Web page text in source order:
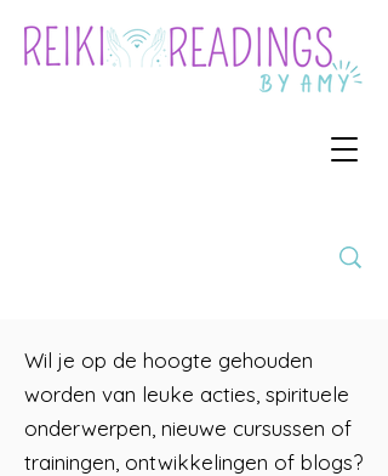
Wil je op de hoogte gehouden
worden van leuke acties, spirituele
onderwerpen, nieuwe cursussen of
trainingen, ontwikkelingen of blogs?